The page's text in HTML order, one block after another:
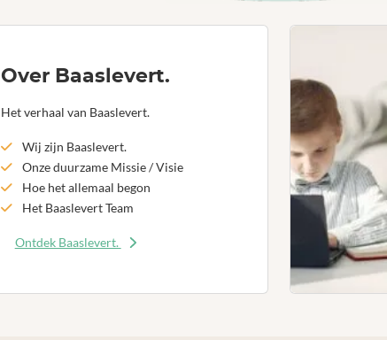
Over Baaslevert.
Het verhaal van Baaslevert.
Wij zijn Baaslevert.
Onze duurzame Missie / Visie
Hoe het allemaal begon
Het Baaslevert Team
Ontdek Baaslevert.